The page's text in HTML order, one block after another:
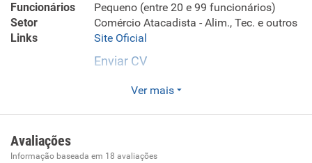
Funcionários
Pequeno (entre 20 e 99 funcionários)
Setor
Comércio Atacadista - Alim., Tec. e outros
Links
Site Oficial
Enviar CV
Comércio atacadista de mercadorias em geral, com
farinhas, amidos e féculas, com atividade de
fracionamento e acondicionamento associada. Comércio
Ver mais
Avaliações
Informação baseada em 18 avaliações